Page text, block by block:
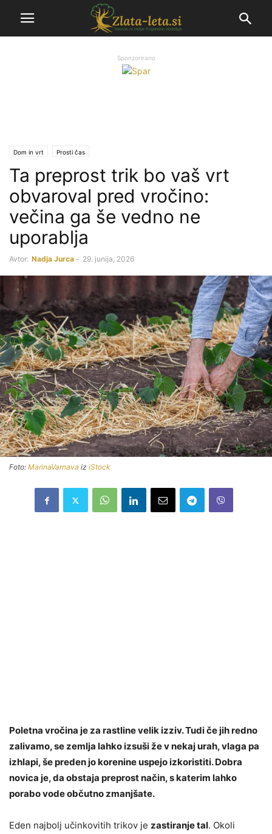
Sponzorirano
Dom in vrt Prosti čas
Ta preprost trik bo vaš vrt
obvaroval pred vročino:
večina ga še vedno ne
uporablja
Avtor: Nadja Jurca - 29. junija, 2026
Foto: MarinaVarnava iz iStock
Poletna vročina je za rastline velik izziv. Tudi če jih redno
zalivamo, se zemlja lahko izsuši že v nekaj urah, vlaga pa
izhlapi, še preden jo korenine uspejo izkoristiti. Dobra
novica je, da obstaja preprost način, s katerim lahko
porabo vode občutno zmanjšate.
Eden najbolj učinkovitih trikov je zastiranje tal. Okoli